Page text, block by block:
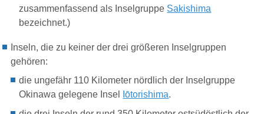
zusammenfassend als Inselgruppe Sakishima
bezeichnet.)
Inseln, die zu keiner der drei größeren Inselgruppen
gehören:
die ungefähr 110 Kilometer nördlich der Inselgruppe
Okinawa gelegene Insel
Iōtorishima.